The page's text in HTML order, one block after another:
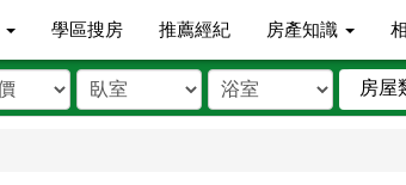
學區搜房 推薦經紀 房產知識
房屋